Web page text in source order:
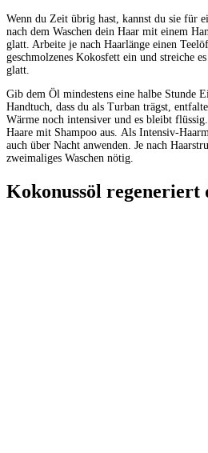
Wenn du Zeit übrig hast, kannst du sie für
nach dem Waschen dein Haar mit einem
glatt. Arbeite je nach Haarlänge einen
geschmolzenes Kokosfett ein und streiche es
glatt.
Gib dem Öl mindestens eine halbe Stunde
Handtuch, dass du als Turban trägst,
Wärme noch intensiver und es bleibt flüssig.
Haare mit Shampoo aus. Als Intensiv-
auch über Nacht anwenden. Je nach
zweimaliges Waschen nötig.
Kokonussöl regeneriert